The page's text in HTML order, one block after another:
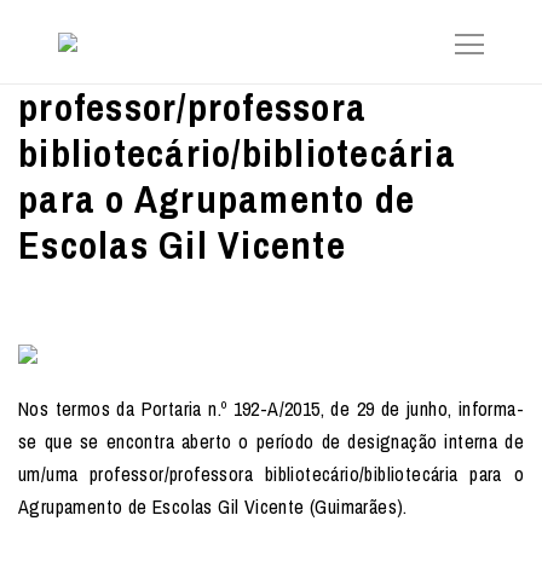
professor/professora
bibliotecário/bibliotecária
para o Agrupamento de
Escolas Gil Vicente
Nos termos da Portaria n.º 192-A/2015, de 29 de junho, informa-
se que se encontra aberto o período de designação interna de
um/uma professor/professora bibliotecário/bibliotecária para o
Agrupamento de Escolas Gil Vicente (Guimarães).